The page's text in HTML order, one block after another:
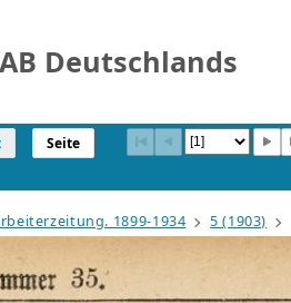
Deutschlands
Seite
1899-1934 5 (1903)